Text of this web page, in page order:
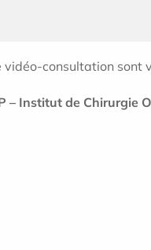
vidéo-consultation sont
– Institut de Chirurgie